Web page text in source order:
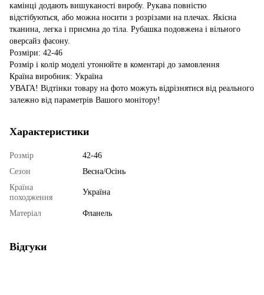
камінці додають вишуканості виробу. Рукава повністю
відстібуються, або можна носити з розрізами на плечах. Якісна
тканина, легка і приємна до тіла. Рубашка подовжена і вільного
оверсайз фасону.
Розміри: 42-46
Розмір і колір моделі утонюйте в коментарі до замовлення
Країна виробник: Україна
УВАГА! Відтінки товару на фото можуть відрізнятися від реального
залежно від параметрів Вашого монітору!
Характеристики
Розмір
42-46
Сезон
Весна/Осінь
Країна
походження
Україна
Матеріал Фланель
Відгуки